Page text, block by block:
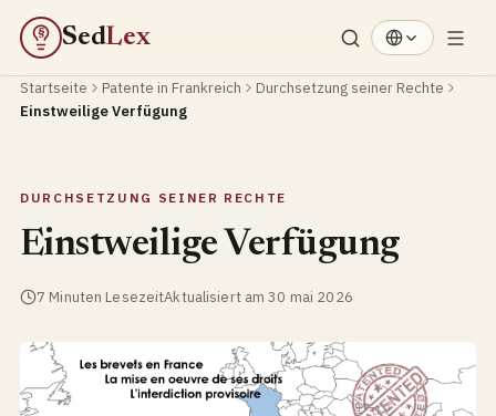
§ SedLex
Startseite Patente in Frankreich
Durchsetzung seiner Rechte
Einstweilige Verfügung
DURCHSETZUNG SEINER RECHTE
Einstweilige Verfügung
7 Minuten LesezeitAktualisiert am 30 mai 2026